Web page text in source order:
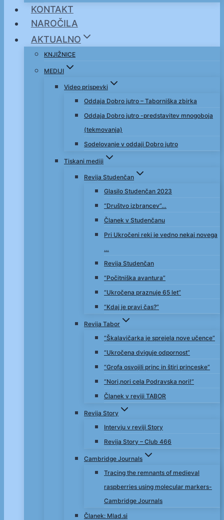
KONTAKT
NAROČILA
AKTUALNO
KNJIŽNICE
MEDIJI
Video prispevki
Oddaja Dobro jutro – Taborniška zbirka
Oddaja Dobro jutro -predstavitev mnogoboja
(tekmovanja)
Sodelovanje v oddaji Dobro jutro
Tiskani mediji
Revija Studenčan
Glasilo Studenčan 2023
“Društvo izbrancev”…
Članek v Studenčanu
Pri Ukročeni reki je vedno nekaj novega
…
Revija Studenčan
“Počitniška avantura”
“Ukročena praznuje 65 let”
“Kdaj je pravi čas?”
Revija Tabor
“Škalavičarka je sprejela nove učence”
“Ukročena dviguje odpornost”
“Grofa osvojili princ in štiri princeske”
“Nori,nori cela Podravska nori!”
Članek v reviji TABOR
Revija Story
Intervju v reviji Story
Revija Story – Club 466
Cambridge Journals
Tracing the remnants of medieval
raspberries using molecular markers-
Cambridge Journals
Članek: Mlad.si